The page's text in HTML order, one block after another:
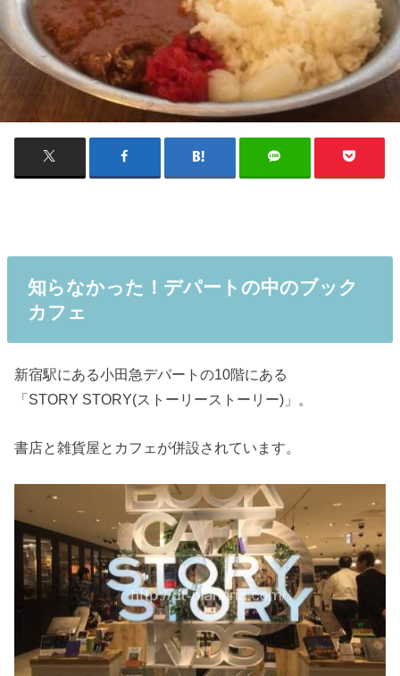
知らなかった！デパートの中のブック
カフェ
新宿駅にある小田急デパートの10階にある
「STORY STORY(ストーリーストーリー)」。
書店と雑貨屋とカフェが併設されています。